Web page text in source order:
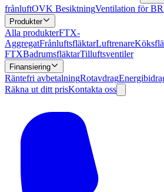
frånluftOVK BesiktningVentilation för
Produkter
Alla produkterFTX-
AggregatFrånluftsfläktarLuftrenare
FTXBadrumsfläktarTilluftsventiler
Finansiering
Räntefri avbetalningRotavdrag
Räkna ut ditt prisKontakta oss